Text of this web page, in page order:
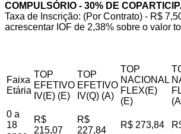
COMPULSÓRIO - 30% DE
Taxa de Inscrição: (Por Contrato) - R$
acrescentar IOF de 2,38% sobre o valor
Faixa
Etária
TOP
EFETIVO
IV(E) (E)
TOP
EFETIVO
IV(Q) (A)
TOP
NACIONAL
FLEX(E)
(E)
0 a
18
R$
215,07
R$
227,84
R$ 273,84